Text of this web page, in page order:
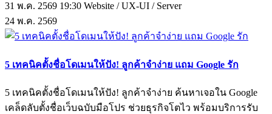
31 พ.ค. 2569 19:30 Website / UX-UI / Server
24 พ.ค. 2569
5 เทคนิคตั้งชื่อโดเมนให้ปัง! ลูกค้าจำง่าย แถม Google รัก
5 เทคนิคตั้งชื่อโดเมนให้ปัง! ลูกค้าจำง่าย ค้นหาเจอใน Google
เคล็ดลับตั้งชื่อเว็บฉบับมือโปร ช่วยธุรกิจโตไว พร้อมบริการรับ